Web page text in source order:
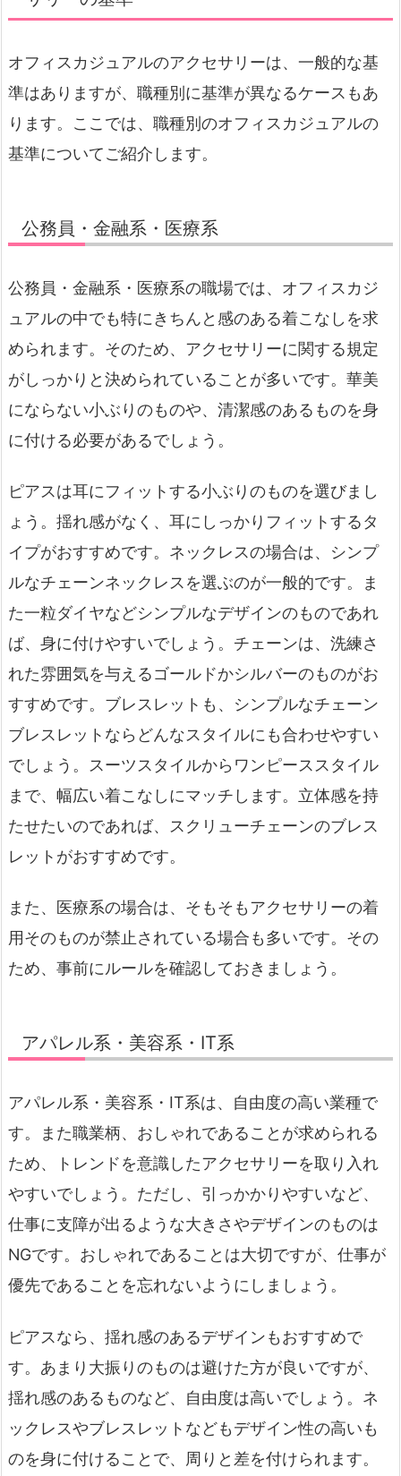
オフィスカジュアルのアクセサリーは、一般的な基
準はありますが、職種別に基準が異なるケースもあ
ります。ここでは、職種別のオフィスカジュアルの
基準についてご紹介します。
公務員・金融系・医療系
公務員・金融系・医療系の職場では、オフィスカジ
ュアルの中でも特にきちんと感のある着こなしを求
められます。そのため、アクセサリーに関する規定
がしっかりと決められていることが多いです。華美
にならない小ぶりのものや、清潔感のあるものを身
に付ける必要があるでしょう。
ピアスは耳にフィットする小ぶりのものを選びまし
ょう。揺れ感がなく、耳にしっかりフィットするタ
イプがおすすめです。ネックレスの場合は、シンプ
ルなチェーンネックレスを選ぶのが一般的です。ま
た一粒ダイヤなどシンプルなデザインのものであれ
ば、身に付けやすいでしょう。チェーンは、洗練さ
れた雰囲気を与えるゴールドかシルバーのものがお
すすめです。ブレスレットも、シンプルなチェーン
ブレスレットならどんなスタイルにも合わせやすい
でしょう。スーツスタイルからワンピーススタイル
まで、幅広い着こなしにマッチします。立体感を持
たせたいのであれば、スクリューチェーンのブレス
レットがおすすめです。
また、医療系の場合は、そもそもアクセサリーの着
用そのものが禁止されている場合も多いです。その
ため、事前にルールを確認しておきましょう。
アパレル系・美容系・IT系
アパレル系・美容系・IT系は、自由度の高い業種で
す。また職業柄、おしゃれであることが求められる
ため、トレンドを意識したアクセサリーを取り入れ
やすいでしょう。ただし、引っかかりやすいなど、
仕事に支障が出るような大きさやデザインのものは
NGです。おしゃれであることは大切ですが、仕事が
優先であることを忘れないようにしましょう。
ピアスなら、揺れ感のあるデザインもおすすめで
す。あまり大振りのものは避けた方が良いですが、
揺れ感のあるものなど、自由度は高いでしょう。ネ
ックレスやブレスレットなどもデザイン性の高いも
のを身に付けることで、周りと差を付けられます。